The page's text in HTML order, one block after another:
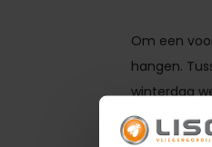
Om een
hangen.
winterdag
Begin met